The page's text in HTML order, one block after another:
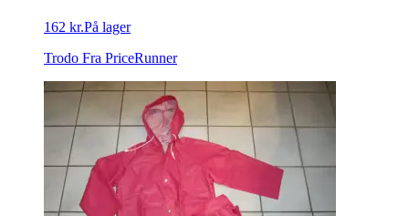
162 kr.På lager
Trodo Fra PriceRunner